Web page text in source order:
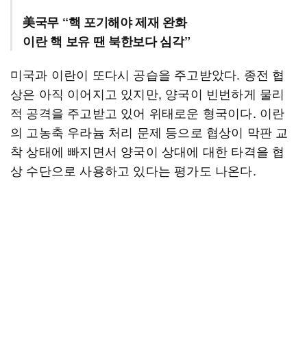
美국무 “핵 포기해야 제재 완화
이란 핵 보유 땐 북한보다 심각”
미국과 이란이 또다시 공습을 주고받았다. 종전 협
상은 아직 이어지고 있지만, 양국이 빈번하게 물리
적 공격을 주고받고 있어 위태로운 형국이다. 이란
의 고농축 우라늄 처리 문제 등으로 협상이 막판 교
착 상태에 빠지면서 양국이 상대에 대한 타격을 협
상 수단으로 사용하고 있다는 평가도 나온다.